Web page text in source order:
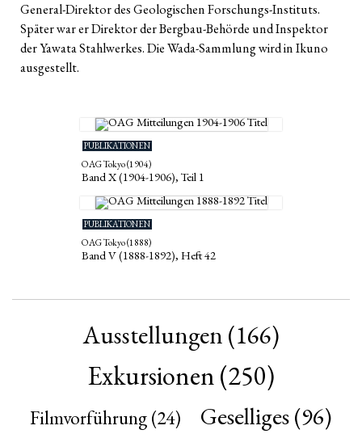
General-Direktor des Geologischen Forschungs-Instituts.
Später war er Direktor der Bergbau-Behörde und Inspektor
der Yawata Stahlwerkes. Die Wada-Sammlung wird in Ikuno
ausgestellt.
PUBLIKATIONEN
OAG Tokyo (1904)
Band X (1904-1906), Teil 1
PUBLIKATIONEN
OAG Tokyo (1888)
Band V (1888-1892), Heft 42
Ausstellungen (166)
Exkursionen(250)
Filmvorführung(24) Geselliges(96)